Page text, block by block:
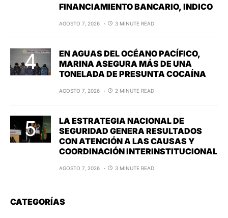
FINANCIAMIENTO BANCARIO, INDICO
AGOSTO 7, 2026 3 MINUTE READ
EN AGUAS DEL OCÉANO PACÍFICO,
MARINA ASEGURA MÁS DE UNA
TONELADA DE PRESUNTA COCAÍNA
AGOSTO 7, 2026 2 MINUTE READ
LA ESTRATEGIA NACIONAL DE
SEGURIDAD GENERA RESULTADOS
CON ATENCIÓN A LAS CAUSAS Y
COORDINACIÓN INTERINSTITUCIONAL
AGOSTO 7, 2026 3 MINUTE READ
CATEGORÍAS